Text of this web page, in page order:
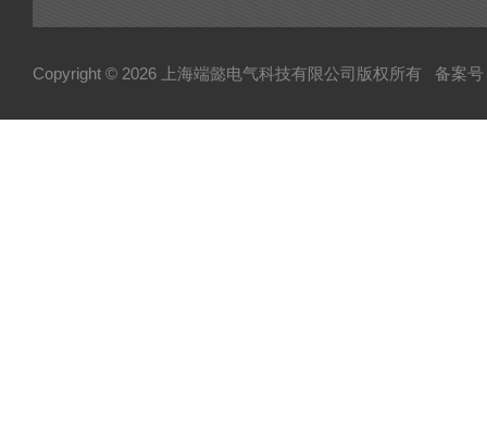
Copyright © 2026 上海端懿电气科技有限公司版权所有 备案号